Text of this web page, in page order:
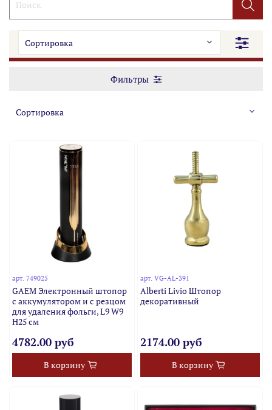
Фильтры
арт.749025
GAEM Электронный штопор
с аккумулятором и с резцом
для удаления фольги, L9 W9
H25 см
4782.00 руб
В корзину
арт. VG-AL-391
Alberti Livio Штопор
декоративный
2174.00 руб
В корзину